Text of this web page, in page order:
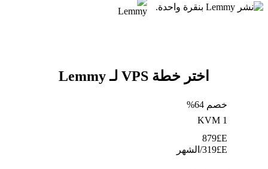
اختر خطة VPS لـ Lemmy
خصم 64%
KVM 1
E£
879
E£
319/الشهر